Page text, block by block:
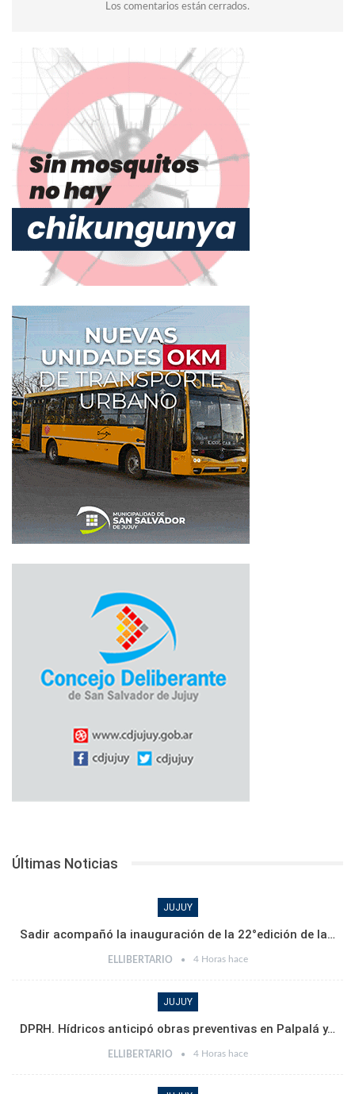
Los comentarios están cerrados.
Últimas Noticias
JUJUY
Sadir acompañó la inauguración de la 22°edición de la…
ELLIBERTARIO 4 Horas hace
JUJUY
DPRH. Hídricos anticipó obras preventivas en Palpalá y…
ELLIBERTARIO 4 Horas hace